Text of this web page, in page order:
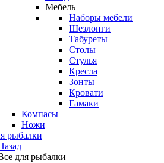
Мебель
Наборы мебели
Шезлонги
Табуреты
Столы
Стулья
Кресла
Зонты
Кровати
Гамаки
Компасы
Ножи
рыбалки
для рыбалки